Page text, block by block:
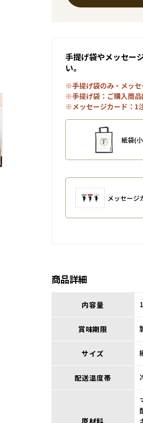
手提げ袋やメッセー
い。
※手提げ袋のみ・メッセ
※手提げ袋：ご購入商品
※メッセージカード：1
紙袋(
メッセージ
商品詳細
内容量
賞味期限
サイズ
配送温度帯